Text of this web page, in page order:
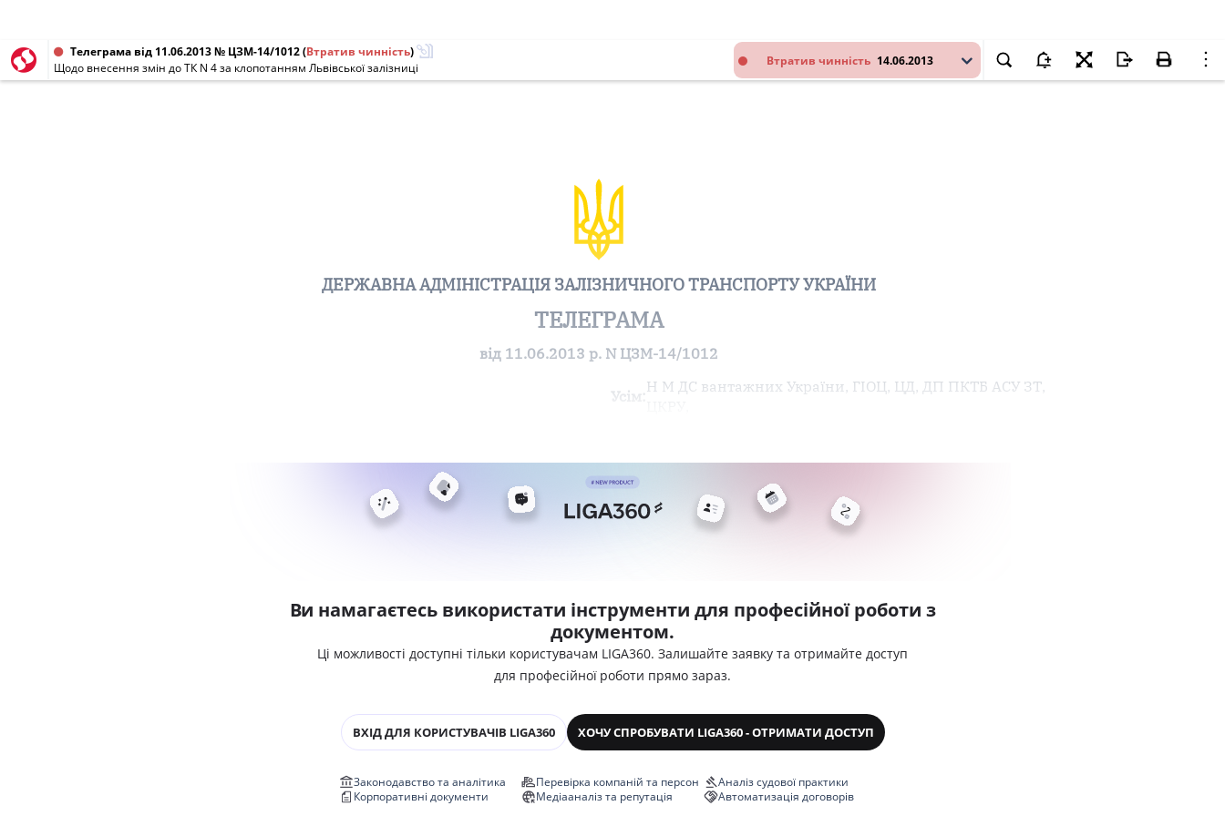
Втратив чинність 14.06.2013
Телеграма від 11.06.2013 № ЦЗМ-14/1012(Втратив чинність)
Щодо внесення змін до ТК N 4 за клопотанням Львівської залізниці
ДЕРЖАВНА АДМІНІСТРАЦІЯ ЗАЛІЗНИЧНОГО ТРАНСПОРТУ УКРАЇНИ
ТЕЛЕГРАМА
від 11.06.2013 р. N ЦЗМ-14/1012
Усім:
Н М ДС вантажних України, ГІОЦ, ЦД, ДП ПКТБ АСУ ЗТ,
Ви намагаєтесь використати інструменти для професійної роботи з
документом.
Ці можливості доступні тільки користувачам LIGA360. Залишайте заявку та отримайте доступ
для професійної роботи прямо зараз.
ВХІД ДЛЯ КОРИСТУВАЧІВ LIGA360 ХОЧУ СПРОБУВАТИ LIGA360 - ОТРИМАТИ ДОСТУП
Законодавство та аналітика
Корпоративні документи
Перевірка компаній та персон
Медіааналіз та репутація
Аналіз судової практики
Автоматизація договорів